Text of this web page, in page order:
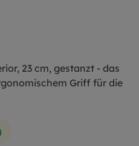
23 cm, gestanzt - das
Griff für die